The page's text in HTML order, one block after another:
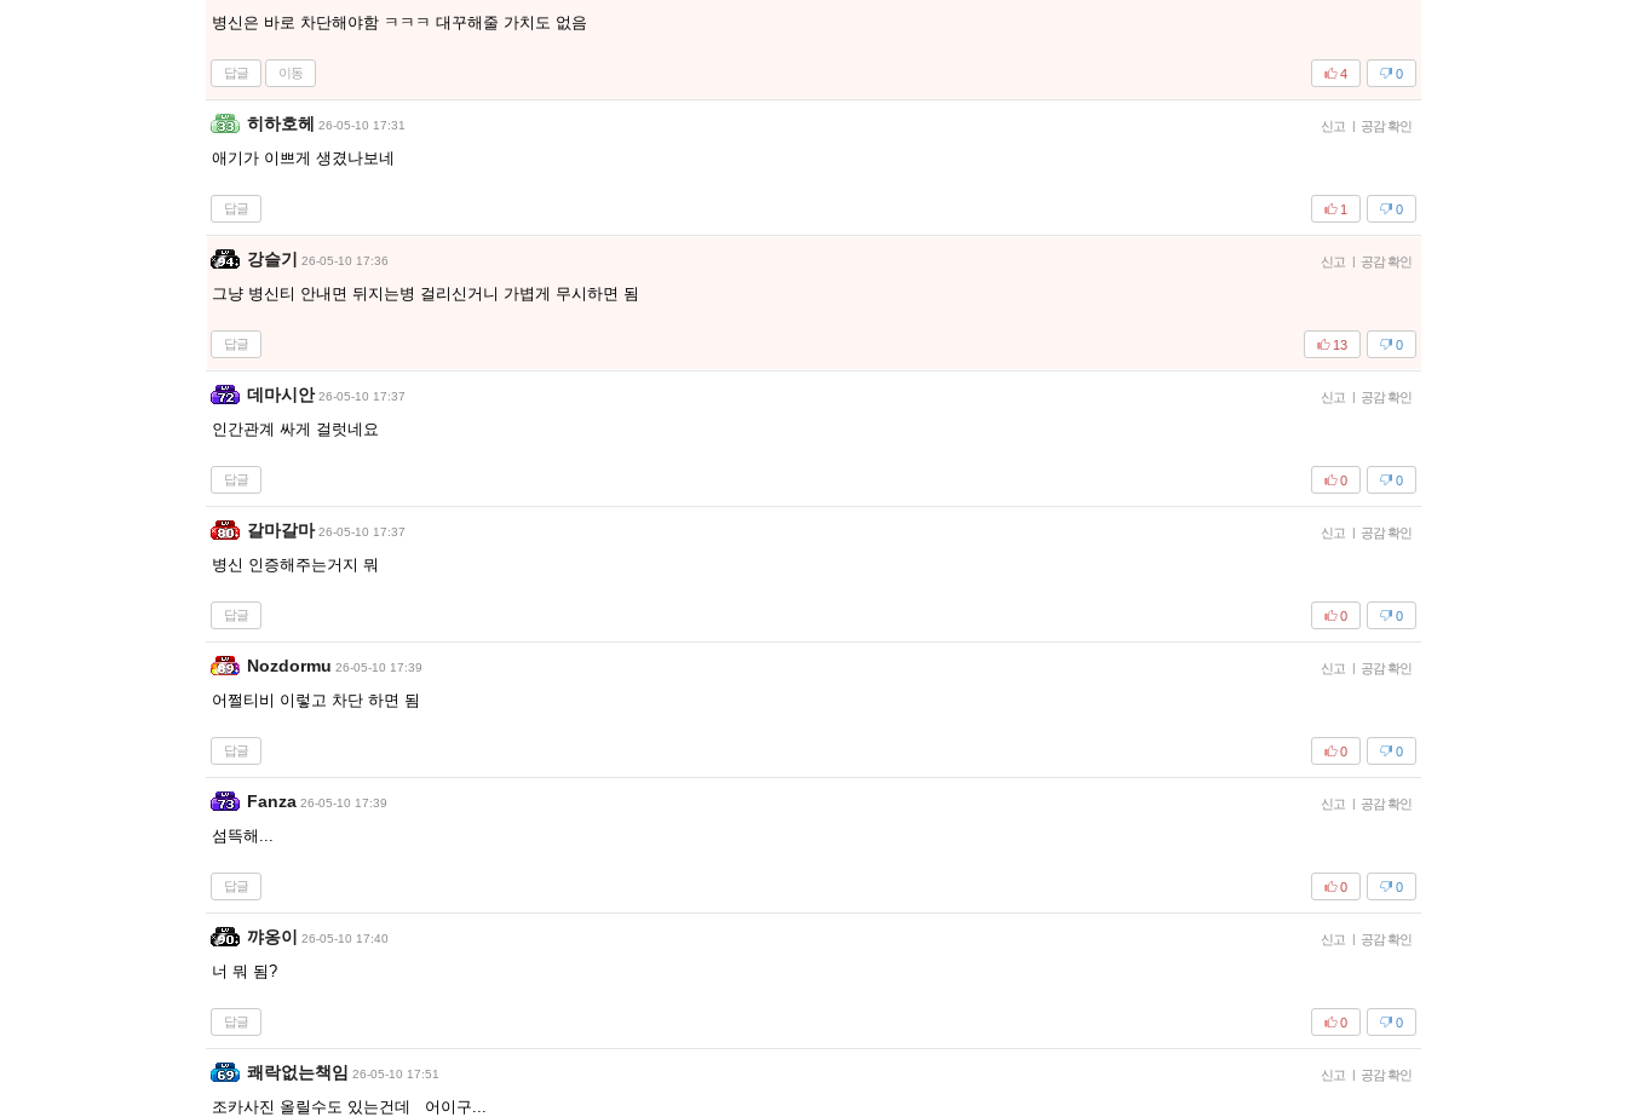
병신은 바로 차단해야함 ㅋㅋㅋ 대꾸해줄 가치도 없음
답글 이동 0
4
히하호헤 26-05-10 17:31 신고 | 공감 확인
애기가 이쁘게 생겼나보네
답글 0
1
강슬기 26-05-10 17:36 신고 | 공감 확인
그냥 병신티 안내면 뒤지는병 걸리신거니 가볍게 무시하면 됨
답글 0
13
데마시안 26-05-10 17:37 신고 | 공감 확인
인간관계 싸게 걸럿네요
답글 0
0
갈마갈마 26-05-10 17:37 신고 | 공감 확인
병신 인증해주는거지 뭐
답글 0
0
Nozdormu 26-05-10 17:39 신고 | 공감 확인
어쩔티비 이렇고 차단 하면 됨
답글 0
0
Fanza 26-05-10 17:39 신고 | 공감 확인
섬뜩해...
답글 0
0
꺄옹이 26-05-10 17:40 신고 | 공감 확인
너 뭐 됨?
답글 0
0
쾌락없는책임 26-05-10 17:51 신고 | 공감 확인
조카사진 올릴수도 있는건데 어이구...